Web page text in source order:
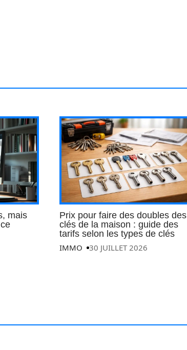
mais
Prix pour faire des doubles des
clés de la maison : guide des
tarifs selon les types de clés
IMMO
30 JUILLET 2026